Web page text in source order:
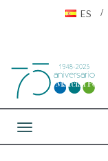
ES
Toggle navigation